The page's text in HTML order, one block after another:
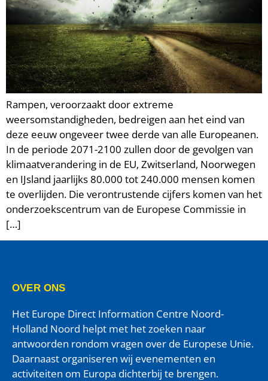
Rampen, veroorzaakt door extreme
weersomstandigheden, bedreigen aan het eind van
deze eeuw ongeveer twee derde van alle Europeanen.
In de periode 2071-2100 zullen door de gevolgen van
klimaatverandering in de EU, Zwitserland, Noorwegen
en IJsland jaarlijks 80.000 tot 240.000 mensen komen
te overlijden. Die verontrustende cijfers komen van het
onderzoekscentrum van de Europese Commissie in
[…]
OVER ONS
Het Europe Direct Information Centre Noord-
Holland Noord helpt met het zoeken naar
antwoorden rondom vragen over de Europese Unie.
Daarnaast organiseren wij evenementen en
activiteiten om Europa dichterbij te brengen.